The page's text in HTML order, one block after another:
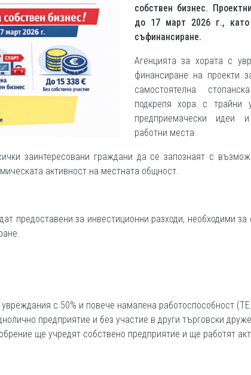
собствен бизнес.
до 17 март 2026 г.,
съфинансиране.
Агенцията за хората с
финансиране на проекти
самостоятелна
подкрепя хора с трайни
предприемачески идеи
работни места.
заинтересовани граждани да се запознаят с
активност на местната общност.
предоставени за инвестиционни разходи, необходими за
с 50% и повече намалена работоспособност
предприятие и без участие в други търговски
ще учредят собствено предприятие и ще работят